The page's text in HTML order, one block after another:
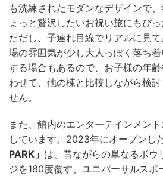
も洗練されたモダンなデザインで
ょっと贅沢したいお祝い旅にもぴっ
ただし、子連れ目線でリアルに見
場の雰囲気が少し大人っぽく落ち
する場合もあるので、お子様の年
わせて、他の棟と比較しながら検
せん。
また、館内のエンターテインメン
しています。2023年にオープンし
PARK」 は、昔ながらの単なるボウ
ジを180度覆す、ユニバーサルスポ